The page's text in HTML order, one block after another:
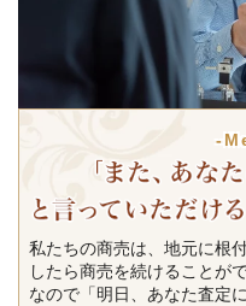
-
私たちの商売は、地元に根
したら商売を続けることが
なので「明日、あなた査定